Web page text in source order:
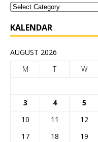
KALENDAR
AUGUST 2026
M
T W
3
4 5
10
11 12
17
18 19